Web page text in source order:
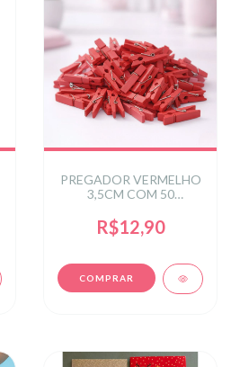
PREGADOR VERMELHO
3,5CM COM 50
0019VEM
R$12,90